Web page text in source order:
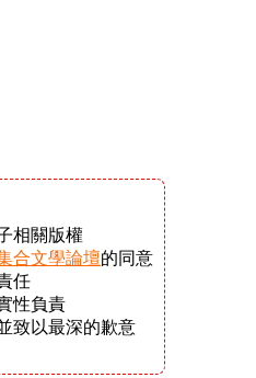
相關版權
合文學論壇的同意
任
性負責
致以最深的歉意